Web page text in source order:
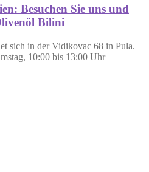
Besuchen Sie uns und
Bilini
sich in der Vidikovac 68 in Pula.
10:00 bis 13:00 Uhr